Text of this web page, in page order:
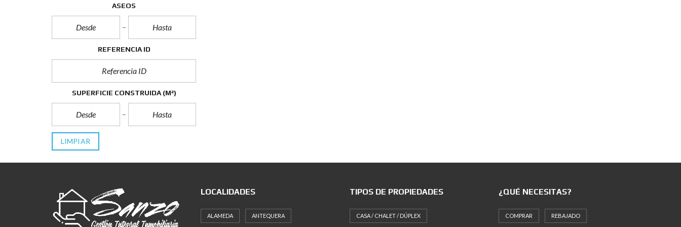
ASEOS
REFERENCIA ID
SUPERFICIE CONSTRUIDA (M²)
LIMPIAR
LOCALIDADES
ALAMEDA ANTEQUERA
TIPOS DE PROPIEDADES
CASA / CHALET / DÚPLEX
¿QUÉ NECESITAS?
COMPRAR REBAJADO